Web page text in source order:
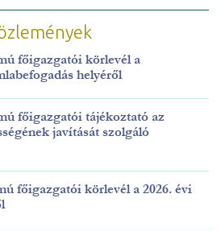
főigazgatói körlevél a
helyéről
főigazgatói tájékoztató az
javítását szolgáló
főigazgatói körlevél a 2026. évi